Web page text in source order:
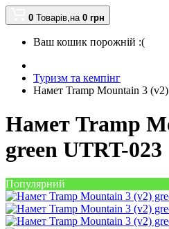
0 Товарів,на 0 грн
Ваш кошик порожній :(
Туризм та кемпінг
Намет Tramp Mountain 3
Намет Tramp
green UTRT-023
Популярний